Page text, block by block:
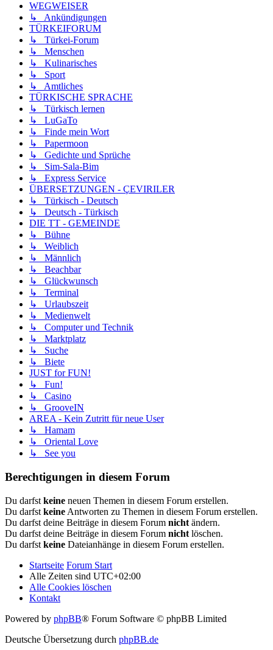
WEGWEISER
↳ Ankündigungen
TÜRKEIFORUM
↳ Türkei-Forum
↳ Menschen
↳ Kulinarisches
↳ Sport
↳ Amtliches
TÜRKISCHE SPRACHE
↳ Türkisch lernen
↳ LuGaTo
↳ Finde mein Wort
↳ Papermoon
↳ Gedichte und Sprüche
↳ Sim-Sala-Bim
↳ Express Service
ÜBERSETZUNGEN - ÇEVIRILER
↳ Türkisch - Deutsch
↳ Deutsch - Türkisch
DIE TT - GEMEINDE
↳ Bühne
↳ Weiblich
↳ Männlich
↳ Beachbar
↳ Glückwunsch
↳ Terminal
↳ Urlaubszeit
↳ Medienwelt
↳ Computer und Technik
↳ Marktplatz
↳ Suche
↳ Biete
JUST for FUN!
↳ Fun!
↳ Casino
↳ GrooveIN
AREA - Kein Zutritt für neue User
↳ Hamam
↳ Oriental Love
↳ See you
Berechtigungen in diesem Forum
Du darfst keine neuen Themen in diesem Forum erstellen.
Du darfst keine Antworten zu Themen in diesem Forum erstellen.
Du darfst deine Beiträge in diesem Forum nicht ändern.
Du darfst deine Beiträge in diesem Forum nicht löschen.
Du darfst keine Dateianhänge in diesem Forum erstellen.
Startseite Forum Start
Alle Zeiten sind UTC+02:00
Alle Cookies löschen
Kontakt
Powered by phpBB® Forum Software © phpBB Limited
Deutsche Übersetzung durch phpBB.de